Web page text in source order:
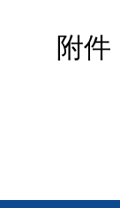
附件